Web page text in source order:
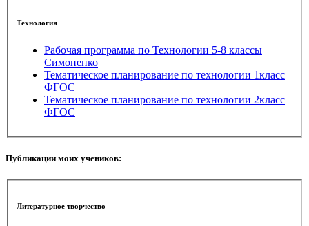
Технология
Рабочая программа по Технологии 5-8 классы
Симоненко
Тематическое планирование по технологии 1класс
ФГОС
Тематическое планирование по технологии 2класс
ФГОС
Публикации моих учеников:
Литературное творчество